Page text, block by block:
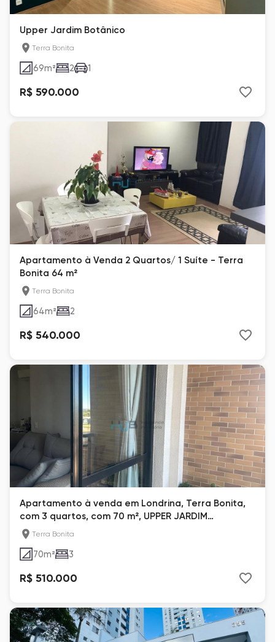
Upper Jardim Botânico
Terra Bonita
69m² 2 1
R$ 590.000
Apartamento à Venda 2 Quartos/ 1 Suíte - Terra
Bonita 64 m²
Terra Bonita
64m² 2
R$ 540.000
Apartamento à venda em Londrina, Terra Bonita,
com 3 quartos, com 70 m², UPPER JARDIM
BOTÂNICO
Terra Bonita
70m² 3
R$ 510.000